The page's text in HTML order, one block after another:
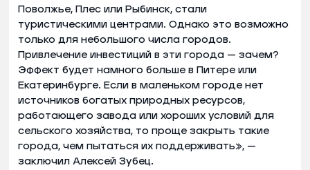
Поволжье, Плес или Рыбинск, стали
туристическими центрами. Однако это возможно
только для небольшого числа городов.
Привлечение инвестиций в эти города — зачем?
Эффект будет намного больше в Питере или
Екатеринбурге. Если в маленьком городе нет
источников богатых природных ресурсов,
работающего завода или хороших условий для
сельского хозяйства, то проще закрыть такие
города, чем пытаться их поддерживать», —
заключил Алексей Зубец.